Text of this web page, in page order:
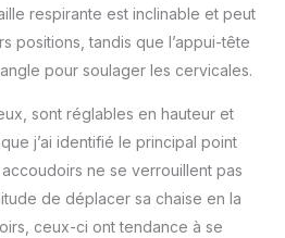
de 5 ans - un ensemble
complet.
respirante est inclinable et peut
positions, tandis que l’appui-tête
pour soulager les cervicales.
sont réglables en hauteur et
j’ai identifié le principal point
ne se verrouillent pas
de déplacer sa chaise en la
ceux-ci ont tendance à se